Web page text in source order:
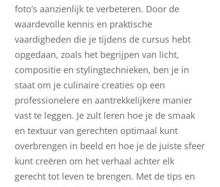
foto’s aanzienlijk te verbeteren. Door de
waardevolle kennis en praktische
vaardigheden die je tijdens de cursus hebt
opgedaan, zoals het begrijpen van licht,
compositie en stylingtechnieken, ben je in
staat om je culinaire creaties op een
professionelere en aantrekkelijkere manier
vast te leggen. Je zult leren hoe je de smaak
en textuur van gerechten optimaal kunt
overbrengen in beeld en hoe je de juiste sfeer
kunt creëren om het verhaal achter elk
gerecht tot leven te brengen. Met de tips en